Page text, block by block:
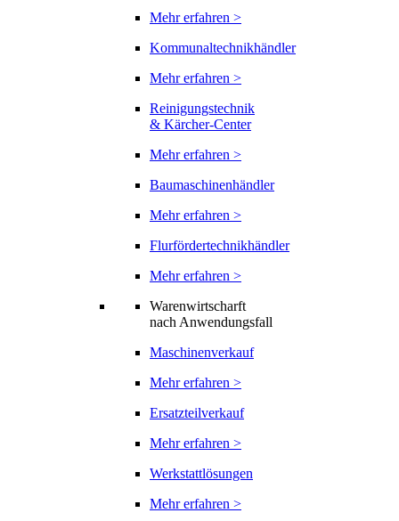
Mehr erfahren >
Kommunaltechnikhändler
Mehr erfahren >
Reinigungstechnik
& Kärcher-Center
Mehr erfahren >
Baumaschinenhändler
Mehr erfahren >
Flurfördertechnikhändler
Mehr erfahren >
Warenwirtscharft
nach Anwendungsfall
Maschinenverkauf
Mehr erfahren >
Ersatzteilverkauf
Mehr erfahren >
Werkstattlösungen
Mehr erfahren >